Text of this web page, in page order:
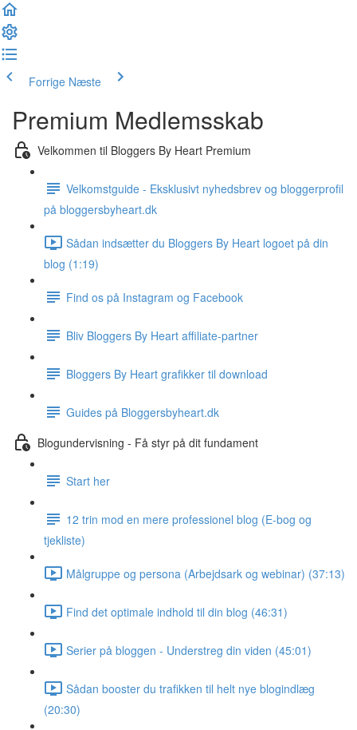
Forrige Næste
Premium Medlemsskab
Velkommen til Bloggers By Heart Premium
Velkomstguide - Eksklusivt nyhedsbrev og bloggerprofil
på bloggersbyheart.dk
Sådan indsætter du Bloggers By Heart logoet på din
blog (1:19)
Find os på Instagram og Facebook
Bliv Bloggers By Heart affiliate-partner
Bloggers By Heart grafikker til download
Guides på Bloggersbyheart.dk
Blogundervisning - Få styr på dit fundament
Start her
12 trin mod en mere professionel blog (E-bog og
tjekliste)
Målgruppe og persona (Arbejdsark og webinar) (37:13)
Find det optimale indhold til din blog (46:31)
Serier på bloggen - Understreg din viden (45:01)
Sådan booster du trafikken til helt nye blogindlæg
(20:30)